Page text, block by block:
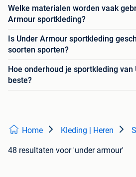
Welke materialen worden vaak
Armour sportkleding?
Is Under Armour sportkleding
soorten sporten?
Hoe onderhoud je sportkleding
beste?
Home Kleding | Heren
48 resultaten voor 'under armour'